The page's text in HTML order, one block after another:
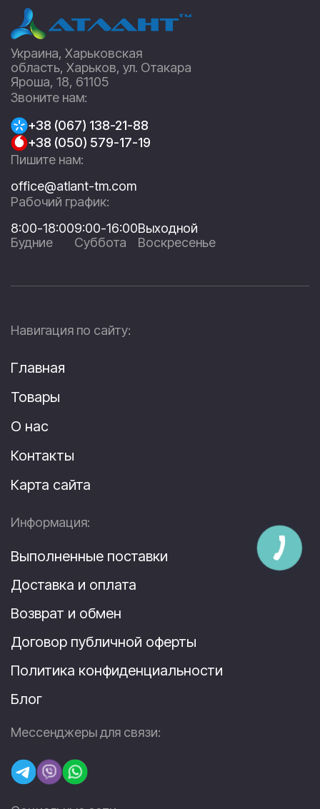
Украина, Харьковская
область, Харьков, ул. Отакара
Яроша, 18, 61105
Звоните нам:
+38 (067) 138-21-88
+38 (050) 579-17-19
Пишите нам:
office@atlant-tm.com
Рабочий график:
8:00-18:00
Будние
9:00-16:00
Суббота
Выходной
Воскресенье
Навигация по сайту:
Главная
Товары
О нас
Контакты
Карта сайта
Информация:
Выполненные поставки
Доставка и оплата
Возврат и обмен
Договор публичной оферты
Политика конфиденциальности
Блог
Мессенджеры для связи: